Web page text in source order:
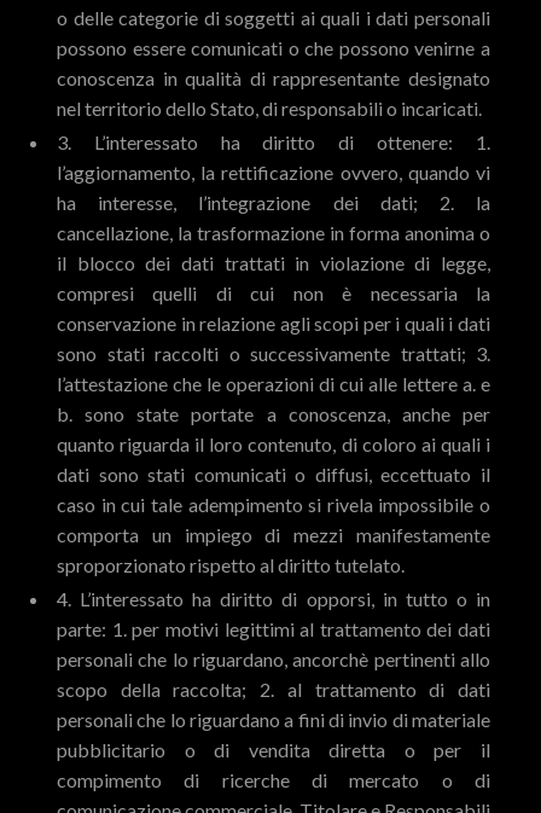
o delle categorie di soggetti ai quali i dati personali
possono essere comunicati o che possono venirne a
conoscenza in qualità di rappresentante designato
nel territorio dello Stato, di responsabili o incaricati.
3. L’interessato ha diritto di ottenere: 1.
l’aggiornamento, la rettificazione ovvero, quando vi
ha interesse, l’integrazione dei dati; 2. la
cancellazione, la trasformazione in forma anonima o
il blocco dei dati trattati in violazione di legge,
compresi quelli di cui non è necessaria la
conservazione in relazione agli scopi per i quali i dati
sono stati raccolti o successivamente trattati; 3.
l’attestazione che le operazioni di cui alle lettere a. e
b. sono state portate a conoscenza, anche per
quanto riguarda il loro contenuto, di coloro ai quali i
dati sono stati comunicati o diffusi, eccettuato il
caso in cui tale adempimento si rivela impossibile o
comporta un impiego di mezzi manifestamente
sproporzionato rispetto al diritto tutelato.
4. L’interessato ha diritto di opporsi, in tutto o in
parte: 1. per motivi legittimi al trattamento dei dati
personali che lo riguardano, ancorchè pertinenti allo
scopo della raccolta; 2. al trattamento di dati
personali che lo riguardano a fini di invio di materiale
pubblicitario o di vendita diretta o per il
compimento di ricerche di mercato o di